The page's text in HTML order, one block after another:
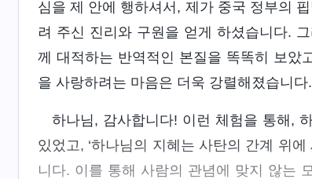
심을 제 안에 행하셔서, 제가 중국 정부의
려 주신 진리와 구원을 얻게 하셨습니다.
께 대적하는 반역적인 본질을 똑똑히 보았
을 사랑하려는 마음은 더욱 강렬해졌습니다.
하나님, 감사합니다! 이런 체험을 통해,
있었고, ‘하나님의 지혜는 사탄의 간계 위
니다. 이를 통해 사람의 관념에 맞지 않는